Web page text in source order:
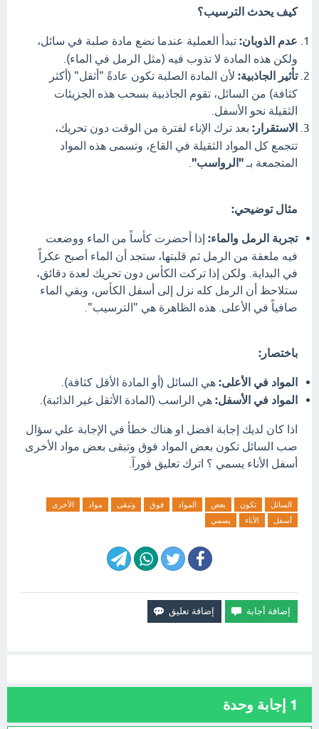
كيف يحدث الترسيب؟
عدم الذوبان: تبدأ العملية عندما نضع مادة صلبة في سائل،
ولكن هذه المادة لا تذوب فيه (مثل الرمل في الماء).
تأثير الجاذبية: لأن المادة الصلبة تكون عادةً "أثقل" (أكثر
كثافة) من السائل، تقوم الجاذبية بسحب هذه الجزيئات
الثقيلة نحو الأسفل.
الاستقرار: بعد ترك الإناء لفترة من الوقت دون تحريك،
تتجمع كل المواد الثقيلة في القاع، وتسمى هذه المواد
المتجمعة بـ "الرواسب"
مثال توضيحي:
تجربة الرمل والماء: إذا أحضرت كأساً من الماء ووضعت
فيه ملعقة من الرمل ثم قلبتها، ستجد أن الماء أصبح عكراً
في البداية. ولكن إذا تركت الكأس دون تحريك لعدة دقائق،
ستلاحظ أن الرمل كله نزل إلى أسفل الكأس، وبقي الماء
صافياً في الأعلى. هذه الظاهرة هي "الترسيب".
باختصار:
المواد في الأعلى: هي السائل (أو المادة الأقل كثافة).
المواد في الأسفل: هي الراسب (المادة الأثقل غير الذائبة).
اذا كان لديك إجابة افضل او هناك خطأ في الإجابة علي سؤال
صب السائل تكون بعض المواد فوق وتبقى بعض مواد الأخرى
أسفل الأناء يسمي ؟ اترك تعليق فورآ.
السائل تكون بعض المواد فوق وتبقى مواد
الأخرى
أسفل
الأناء يسمي
1 إجابة وحدة